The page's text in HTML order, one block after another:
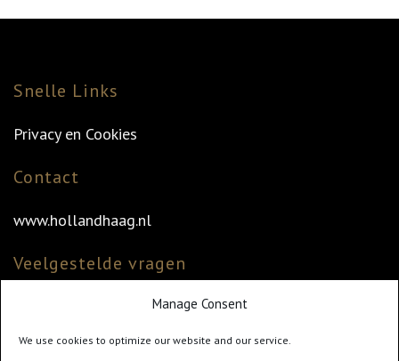
Manage Consent
We use cookies to optimize our website and our service.
Snelle Links
Privacy en Cookies
Contact
www.hollandhaag.nl
Veelgestelde vragen
Veelgestelde vragen